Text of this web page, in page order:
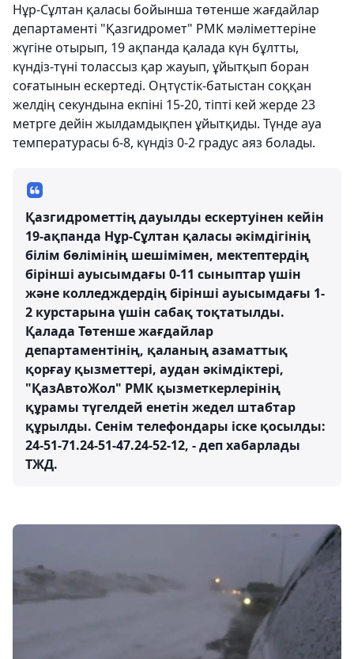
Нұр-Сұлтан қаласы бойынша төтенше жағдайлар
департаменті "Қазгидромет" РМК мәліметтеріне
жүгіне отырып, 19 ақпанда қалада күн бұлтты,
күндіз-түні толассыз қар жауып, ұйытқып боран
соғатынын ескертеді. Оңтүстік-батыстан соққан
желдің секундына екпіні 15-20, тіпті кей жерде 23
метрге дейін жылдамдықпен ұйытқиды. Түнде ауа
температурасы 6-8, күндіз 0-2 градус аяз болады.
Қазгидрометтің дауылды ескертуінен кейін
19-ақпанда Нұр-Сұлтан қаласы әкімдігінің
білім бөлімінің шешімімен, мектептердің
бірінші ауысымдағы 0-11 сыныптар үшін
және колледждердің бірінші ауысымдағы 1-
2 курстарына үшін сабақ тоқтатылды.
Қалада Төтенше жағдайлар
департаментінің, қаланың азаматтық
қорғау қызметтері, аудан әкімдіктері,
"ҚазАвтоЖол" РМК қызметкерлерінің
құрамы түгелдей енетін жедел штабтар
құрылды. Сенім телефондары іске қосылды:
24-51-71.24-51-47.24-52-12, - деп хабарлады
ТЖД.